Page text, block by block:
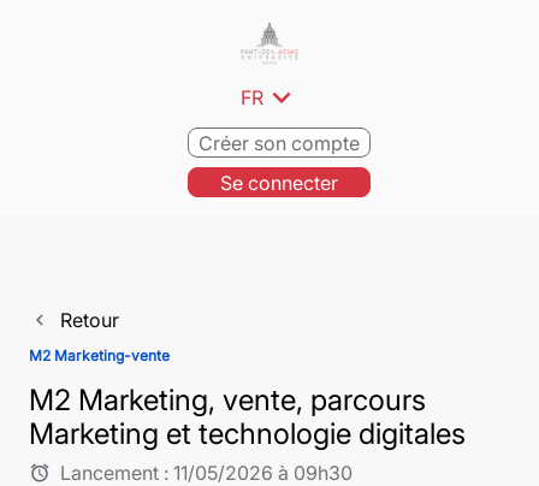
FRexpand_more
Créer son compte
Se connecter
navigate_before Retour
M2 Marketing-vente
M2 Marketing, vente, parcours
Marketing et technologie digitales
alarm Lancement : 11/05/2026 à 09h30